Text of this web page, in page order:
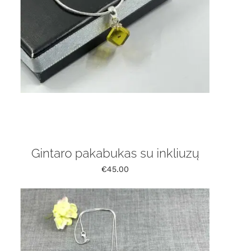
Gintaro pakabukas su inkliuzų
€45.00